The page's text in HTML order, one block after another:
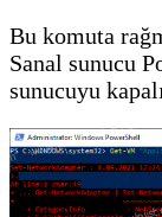
Bu komuta
Sanal sunucu
sunucuyu